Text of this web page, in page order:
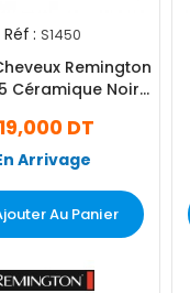
Réf : S1450
Remington
Céramique Noir
DT
Arrivage
Au Panier